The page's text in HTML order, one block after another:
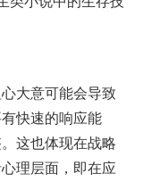
大意可能会导致
快速的响应能
这也体现在战略
理层面，即在应